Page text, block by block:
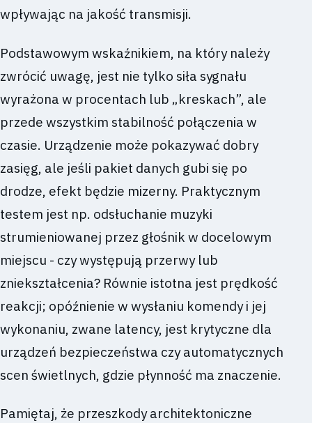
wpływając na jakość transmisji.
Podstawowym wskaźnikiem, na który należy
zwrócić uwagę, jest nie tylko siła sygnału
wyrażona w procentach lub „kreskach”, ale
przede wszystkim stabilność połączenia w
czasie. Urządzenie może pokazywać dobry
zasięg, ale jeśli pakiet danych gubi się po
drodze, efekt będzie mizerny. Praktycznym
testem jest np. odsłuchanie muzyki
strumieniowanej przez głośnik w docelowym
miejscu - czy występują przerwy lub
zniekształcenia? Równie istotna jest prędkość
reakcji; opóźnienie w wysłaniu komendy i jej
wykonaniu, zwane latency, jest krytyczne dla
urządzeń bezpieczeństwa czy automatycznych
scen świetlnych, gdzie płynność ma znaczenie.
Pamiętaj, że przeszkody architektoniczne